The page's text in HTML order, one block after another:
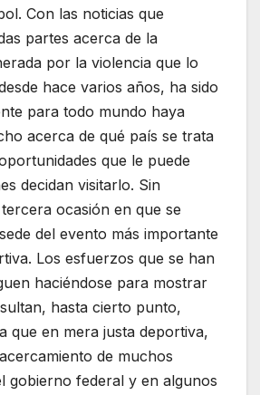
Con las noticias que
partes acerca de la
por la violencia que lo
hace varios años, ha sido
para todo mundo haya
acerca de qué país se trata
que le puede
decidan visitarlo. Sin
ocasión en que se
del evento más importante
Los esfuerzos que se han
haciéndose para mostrar
hasta cierto punto,
que en mera justa deportiva,
de muchos
gobierno federal y en algunos